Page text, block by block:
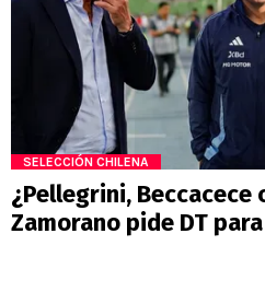
SELECCIÓN CHILENA
¿Pellegrini, Beccacece
Zamorano pide DT